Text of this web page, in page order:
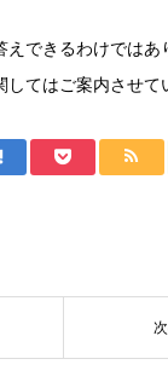
えできるわけではあ
てはご案内させて